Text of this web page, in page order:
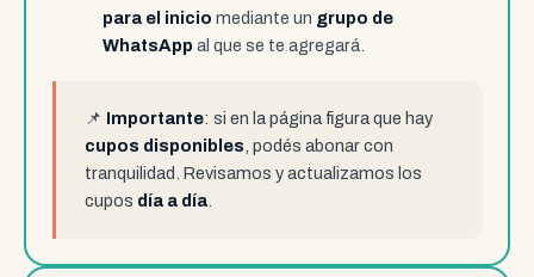
para el inicio mediante un grupo de
WhatsApp al que se te agregará.
📌 Importante: si en la página figura que hay
cupos disponibles , podés abonar con
tranquilidad. Revisamos y actualizamos los
cupos día a día.